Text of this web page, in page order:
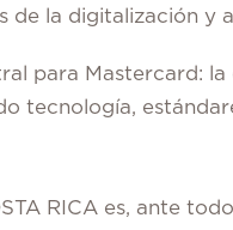
de la digitalización y
para Mastercard:
tecnología,
RICA es, ante